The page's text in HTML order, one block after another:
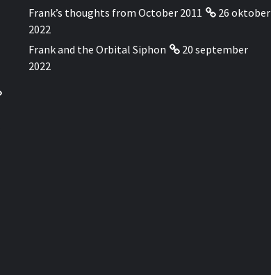
Frank’s thoughts from October 2011
26 oktober
2022
Frank and the Orbital Siphon
20 september
2022